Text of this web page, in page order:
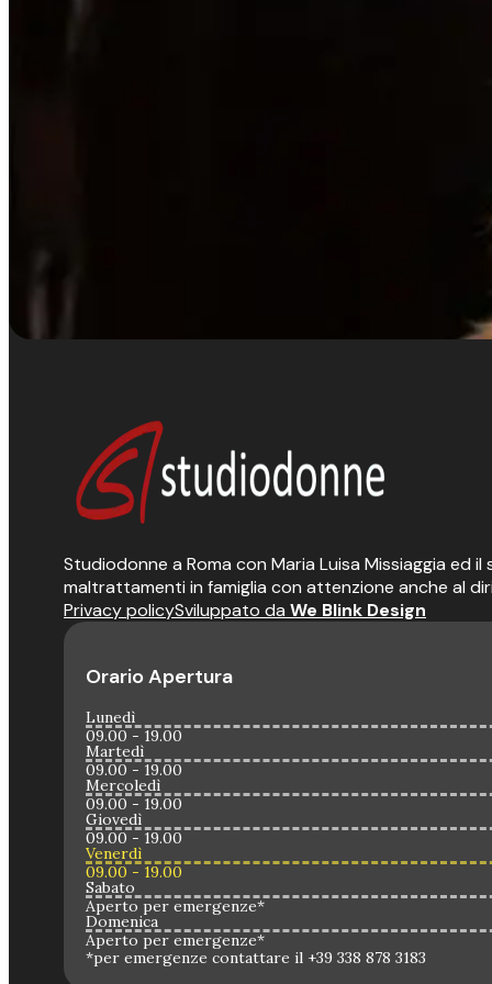
Studiodonne a Roma con Maria Luisa Missiaggia ed
maltrattamenti in famiglia con attenzione anche al
Privacy policySviluppato da We Blink Design
Orario Apertura
Lunedì
09.00 - 19.00
Martedì
09.00 - 19.00
Mercoledì
09.00 - 19.00
Giovedì
09.00 - 19.00
Venerdì
09.00 - 19.00
Sabato
Aperto per emergenze*
Domenica
Aperto per emergenze*
*per emergenze contattare il +39 338 878 3183